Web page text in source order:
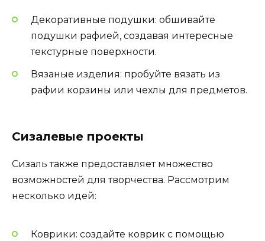
Декоративные подушки: обшивайте
подушки рафией, создавая интересные
текстурные поверхности.
Вязаные изделия: пробуйте вязать из
рафии корзины или чехлы для предметов.
Сизалевые проекты
Сизаль также предоставляет множество
возможностей для творчества. Рассмотрим
несколько идей:
Коврики: создайте коврик с помощью